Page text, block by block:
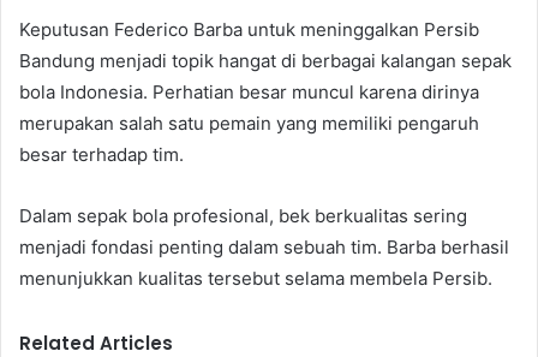
Keputusan Federico Barba untuk meninggalkan Persib
Bandung menjadi topik hangat di berbagai kalangan sepak
bola Indonesia. Perhatian besar muncul karena dirinya
merupakan salah satu pemain yang memiliki pengaruh
besar terhadap tim.
Dalam sepak bola profesional, bek berkualitas sering
menjadi fondasi penting dalam sebuah tim. Barba berhasil
menunjukkan kualitas tersebut selama membela Persib.
Related Articles